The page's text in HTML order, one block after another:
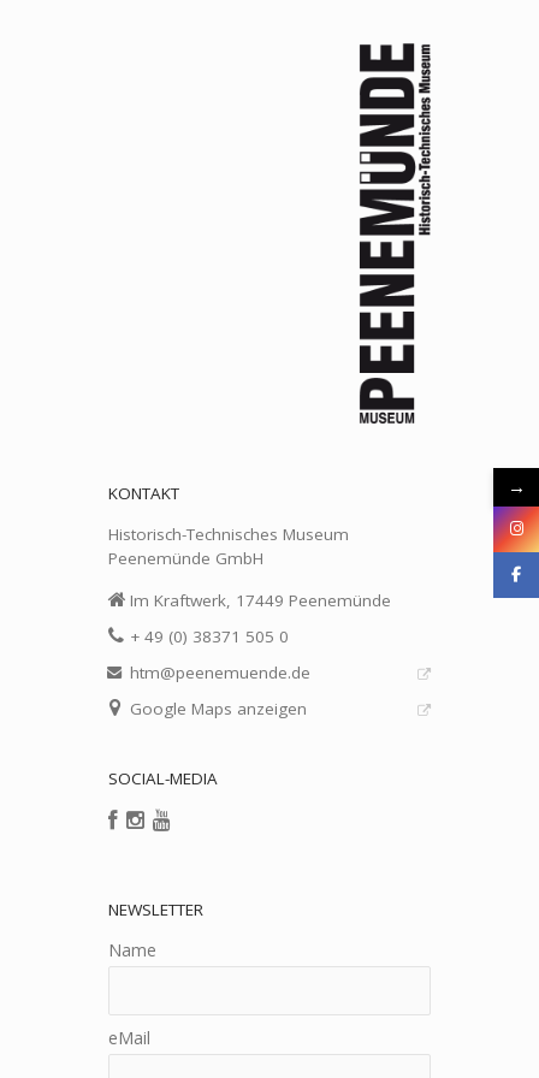
KONTAKT
Historisch-Technisches Museum
Peenemünde GmbH
Im Kraftwerk, 17449 Peenemünde
+ 49 (0) 38371 505 0
htm@peenemuende.de
Google Maps anzeigen
SOCIAL-MEDIA
NEWSLETTER
Name
eMail
→